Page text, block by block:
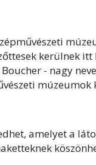
kerülnek
- nagy
múzeumok
amelyet a